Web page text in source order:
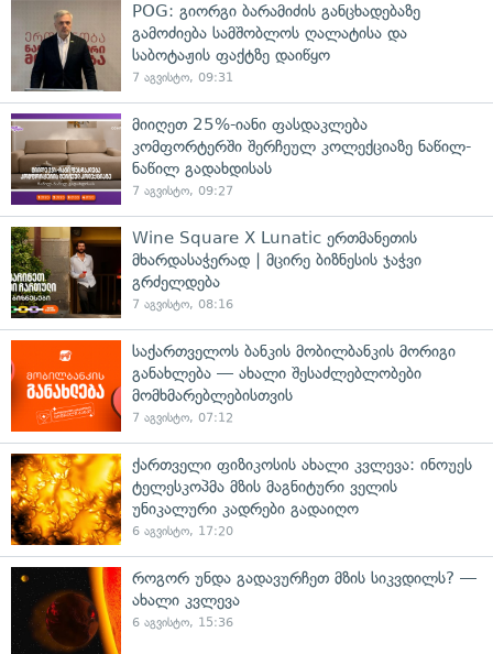
POG: გიორგი ბარამიძის განცხადებაზე
გამოძიება სამშობლოს ღალატისა და
საბოტაჟის ფაქტზე დაიწყო
7 აგვისტო, 09:31
მიიღეთ 25%-იანი ფასდაკლება
კომფორტერში შერჩეულ კოლექციაზე ნაწილ-
ნაწილ გადახდისას
7 აგვისტო, 09:27
Wine Square X Lunatic ერთმანეთის
მხარდასაჭერად | მცირე ბიზნესის ჯაჭვი
გრძელდება
7 აგვისტო, 08:16
საქართველოს ბანკის მობილბანკის მორიგი
განახლება — ახალი შესაძლებლობები
მომხმარებლებისთვის
7 აგვისტო, 07:12
ქართველი ფიზიკოსის ახალი კვლევა: ინოუეს
ტელესკოპმა მზის მაგნიტური ველის
უნიკალური კადრები გადაიღო
6 აგვისტო, 17:20
როგორ უნდა გადავურჩეთ მზის სიკვდილს? —
ახალი კვლევა
6 აგვისტო, 15:36